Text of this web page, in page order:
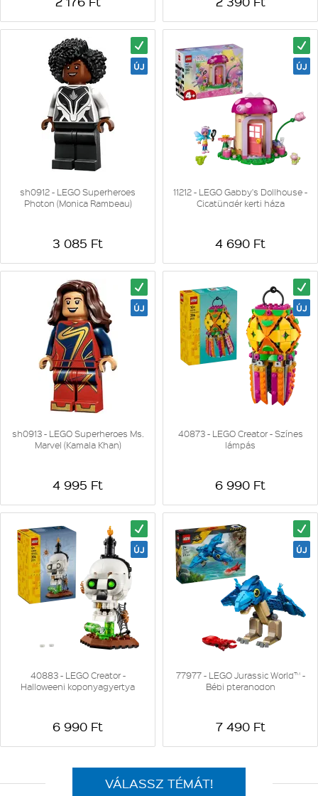
sh0912 - LEGO Superheroes
Photon (Monica Rambeau)
3 085 Ft
11212 - LEGO Gabby's Dollhouse -
Cicatündér kerti háza
4 690 Ft
sh0913 - LEGO Superheroes Ms.
Marvel (Kamala Khan)
4 995 Ft
40873 - LEGO Creator - Színes
lámpás
6 990 Ft
40883 - LEGO Creator -
Halloweeni koponyagyertya
6 990 Ft
77977 - LEGO Jurassic World™ -
Bébi pteranodon
7 490 Ft
VÁLASSZ TÉMÁT!